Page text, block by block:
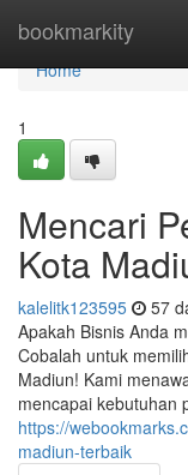
bookmarkity
Home
Home
1
Mencari
Kota
kalelitk123595 57
Apakah Bisnis Anda
Cobalah untuk
Madiun! Kami
mencapai kebutuhan
https://
madiun-terbaik